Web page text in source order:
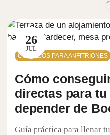
26
JUL
CONSEJOS PARA ANFITRIONES
Cómo
directas para
depender de
Guía práctica para llenar